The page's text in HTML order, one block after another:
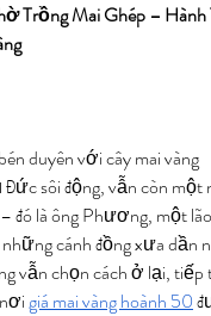
Trồng Mai Ghép –
duyên với cây mai vàng
sôi động, vẫn còn
đó là ông Phương, một
cánh đồng xưa
vẫn chọn cách ở lại, tiếp
giá mai vàng hoành 50